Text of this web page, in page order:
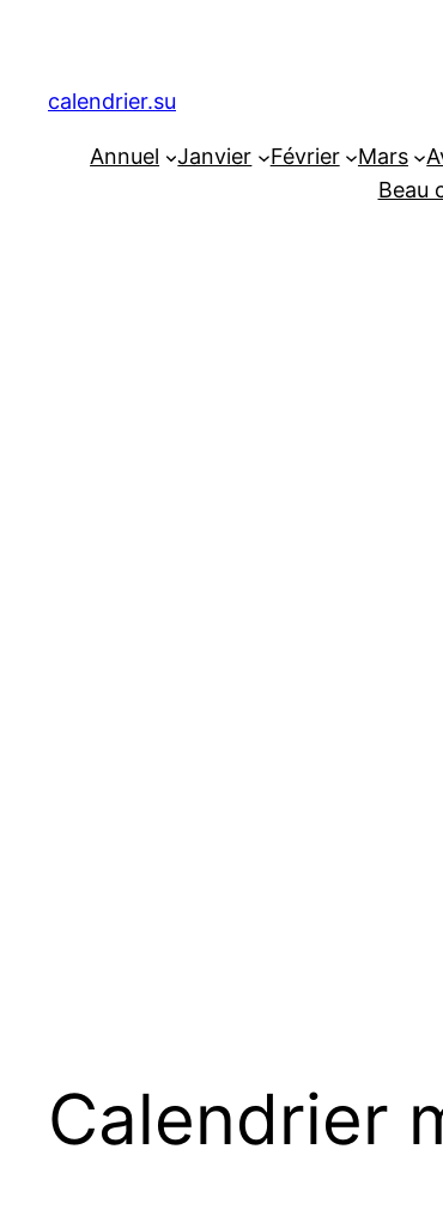
contenu
calendrier.su
Annuel Janvier Février Mars
Beau
Calendrier